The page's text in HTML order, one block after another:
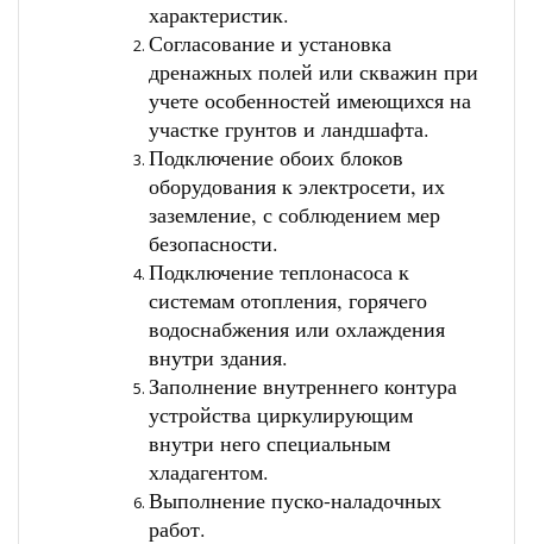
характеристик.
Согласование и установка
дренажных полей или скважин при
учете особенностей имеющихся на
участке грунтов и ландшафта.
Подключение обоих блоков
оборудования к электросети, их
заземление, с соблюдением мер
безопасности.
Подключение теплонасоса к
системам отопления, горячего
водоснабжения или охлаждения
внутри здания.
Заполнение внутреннего контура
устройства циркулирующим
внутри него специальным
хладагентом.
Выполнение пуско-наладочных
работ.